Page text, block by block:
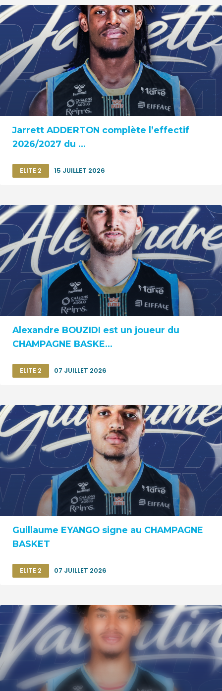
Jarrett ADDERTON complète l’effectif
2026/2027 du ...
ELITE 2 15 JUILLET 2026
Alexandre BOUZIDI est un joueur du
CHAMPAGNE BASKE...
ELITE 2 07 JUILLET 2026
Guillaume EYANGO signe au CHAMPAGNE
BASKET
ELITE 2 07 JUILLET 2026